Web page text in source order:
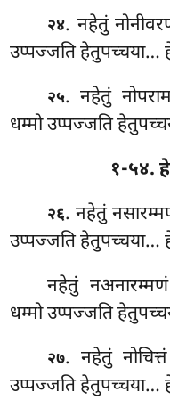
२४. नहेतुं
उप्पज्जति हेतुपच्चया…
२५. नहेतुं
धम्मो उप्पज्जति
१-५४.
२६. नहेतुं
उप्पज्जति हेतुपच्चया…
नहेतुं
धम्मो उप्पज्जति
२७. नहेतुं
उप्पज्जति हेतुपच्चया…